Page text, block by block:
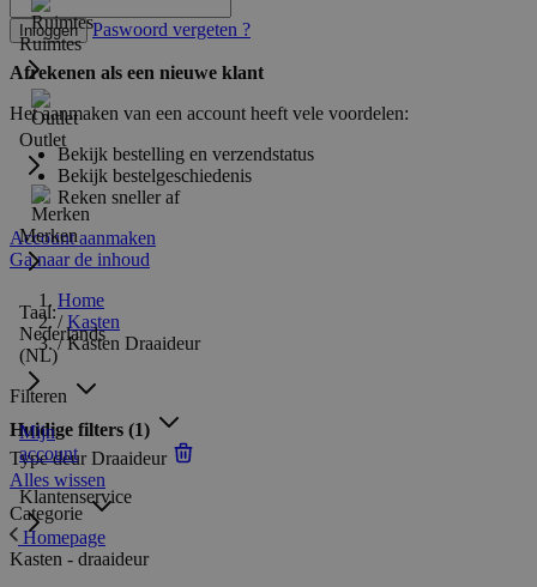
Ruimtes
Outlet
Merken
Taal:
Nederlands
(NL)
Mijn
account
Klantenservice
Inloggen Paswoord vergeten ?
Afrekenen als een nieuwe klant
Het aanmaken van een account heeft vele voordelen:
Bekijk bestelling en verzendstatus
Bekijk bestelgeschiedenis
Reken sneller af
Account aanmaken
Ga naar de inhoud
Home
/ Kasten
/ Kasten Draaideur
Filteren
Huidige filters (1)
Type deur Draaideur
Alles wissen
Categorie
Homepage
Kasten - draaideur